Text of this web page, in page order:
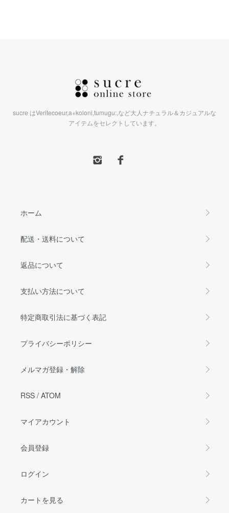
sucre はVeritecoeur,a+koloni,tumugu:,など大人ナチュラル＆カジュアルな
アイテムをセレクトしています。
ホーム
配送・送料について
返品について
支払い方法について
特定商取引法に基づく表記
プライバシーポリシー
メルマガ登録・解除
RSS / ATOM
マイアカウント
会員登録
ログイン
カートを見る